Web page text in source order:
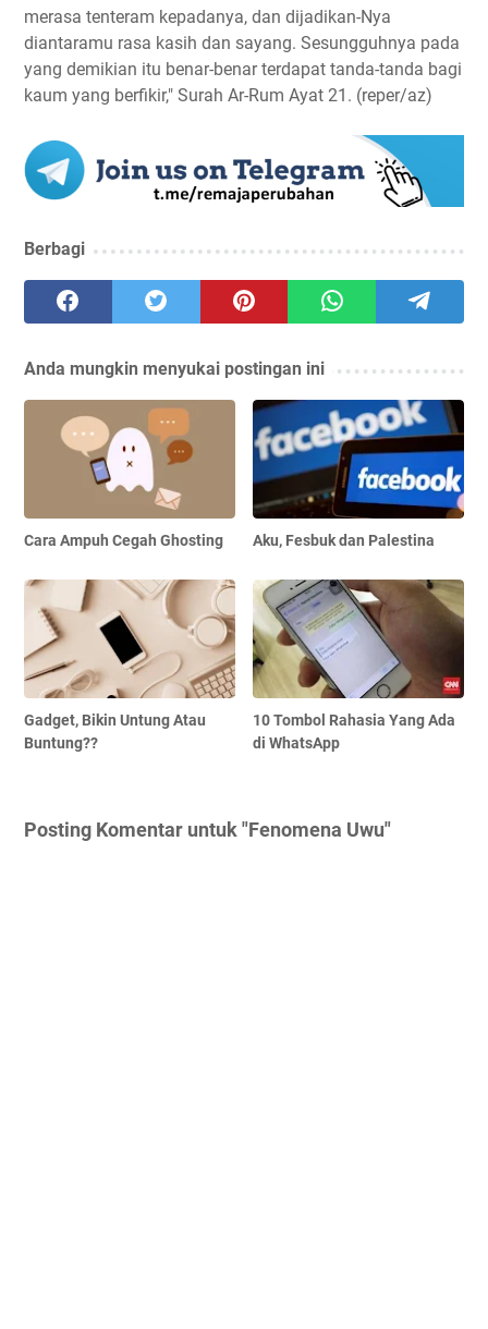
merasa tenteram kepadanya, dan dijadikan-Nya
diantaramu rasa kasih dan sayang. Sesungguhnya pada
yang demikian itu benar-benar terdapat tanda-tanda bagi
kaum yang berfikir," Surah Ar-Rum Ayat 21. (reper/az)
Berbagi
Anda mungkin menyukai postingan ini
Cara Ampuh Cegah Ghosting Aku, Fesbuk dan Palestina
Gadget, Bikin Untung Atau
Buntung??
10 Tombol Rahasia Yang Ada
di WhatsApp
Posting Komentar untuk "Fenomena Uwu"